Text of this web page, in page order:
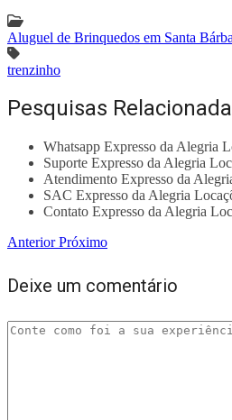
Aluguel de Brinquedos em Santa
trenzinho
Pesquisas
Whatsapp Expresso da Alegria
Suporte Expresso da Alegria
Atendimento Expresso da
SAC Expresso da Alegria
Contato Expresso da Alegria
AnteriorPróximo
Deixe um comentário